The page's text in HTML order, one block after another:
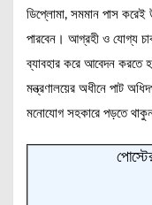
ডিপ্লোমা, সমমান পাস
পারবেন। আগ্রহী ও যোগ্য
ব্যাবহার করে আবেদন করতে
মন্ত্রণালয়ের অধীনে পাট
মনোযোগ সহকারে পড়তে